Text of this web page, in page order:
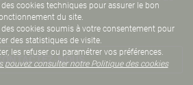
NOUS
cookies techniques pour assurer le bon
du site.
cookies soumis à votre consentement pour
des statistiques de visite.
les refuser ou paramétrer vos préférences.
pouvez consulter notre Politique des cookies